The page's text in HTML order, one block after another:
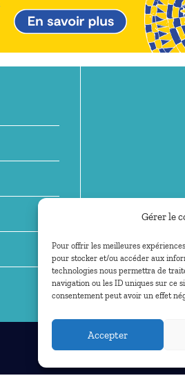
Gérer le
Pour offrir les meilleures
pour stocker et/ou accéder aux
technologies nous permettra de
navigation ou les ID uniques sur ce
consentement peut avoir un effet
Accepter